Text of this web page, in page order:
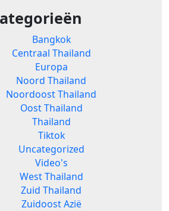
Bangkok
Centraal Thailand
Europa
Noord Thailand
Noordoost Thailand
Oost Thailand
Thailand
Tiktok
Uncategorized
Video's
West Thailand
Zuid Thailand
Zuidoost Azië